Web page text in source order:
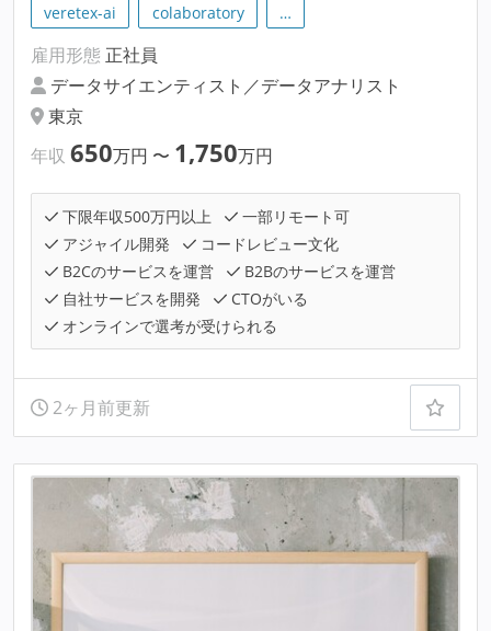
veretex-ai
colaboratory …
雇用形態 正社員
データサイエンティスト／データアナリスト
東京
年収 650万円 〜 1,750万円
下限年収500万円以上
一部リモート可
アジャイル開発
コードレビュー文化
B2Cのサービスを運営
B2Bのサービスを運営
自社サービスを開発
CTOがいる
オンラインで選考が受けられる
2ヶ月前更新